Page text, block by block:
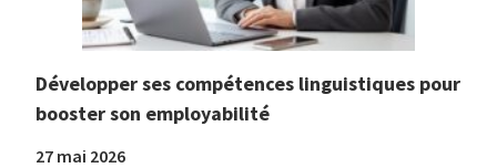
Développer ses compétences linguistiques pour
booster son employabilité
27 mai 2026